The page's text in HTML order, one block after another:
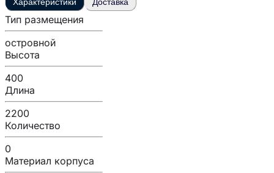
Тип размещения
островной
Высота
400
Длина
2200
Количество
0
Материал корпуса